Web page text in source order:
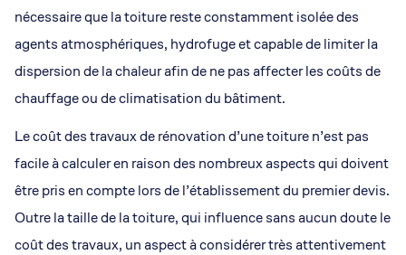
nécessaire que la toiture reste constamment isolée des
agents atmosphériques, hydrofuge et capable de limiter la
dispersion de la chaleur afin de ne pas affecter les coûts de
chauffage ou de climatisation du bâtiment.
Le coût des travaux de rénovation d’une toiture n’est pas
facile à calculer en raison des nombreux aspects qui doivent
être pris en compte lors de l’établissement du premier devis.
Outre la taille de la toiture, qui influence sans aucun doute le
coût des travaux, un aspect à considérer très attentivement